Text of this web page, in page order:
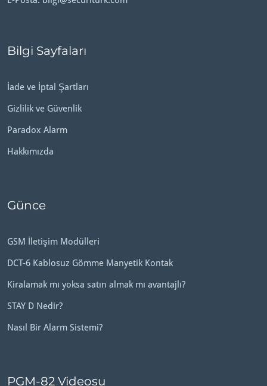
Bilgi Sayfaları
İade ve İptal Şartları
Gizlilik ve Güvenlik
Paradox Alarm
Hakkımızda
Günce
GSM İletişim Modülleri
DCT-6 Kablosuz Gömme Manyetik Kontak
Kiralamak mı yoksa satın almak mı avantajlı?
STAY D Nedir?
Nasıl Bir Alarm Sistemi?
PGM-82 Videosu